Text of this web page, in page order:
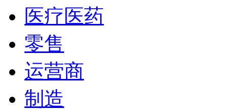
医疗医药
零售
运营商
制造